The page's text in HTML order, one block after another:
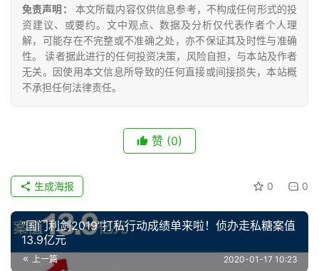
众
号
现
专
地
免责声明：
本文所载内容仅供信息参考，不构成任何形式的投
资建议、或要约。文中观点、数据及分析仅代表作者个人理
解，可能存在不完整或不准确之处，亦不保证其及时性与准确
性。 读者据此进行的任何投资决策，风险自担，与本站及作者
无关。因使用本文信息所导致的任何直接或间接损失，本站概
不承担任何法律责任。
赞 (0)
0 0
生成海报
“国门利剑2019”打私行动成绩单来啦！侦办走私糖案值
13.9亿元
上一篇 2020-01-17 10:23